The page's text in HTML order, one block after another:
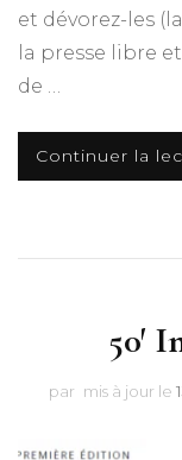
et dévorez-les
la presse libre
de …
Continuer la
50′
par mis à jour le